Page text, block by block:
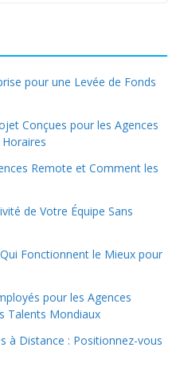
pour une Levée de Fonds
Conçues pour les Agences
Remote et Comment les
de Votre Équipe Sans
Fonctionnent le Mieux pour
pour les Agences
Talents Mondiaux
à Distance : Positionnez-vous